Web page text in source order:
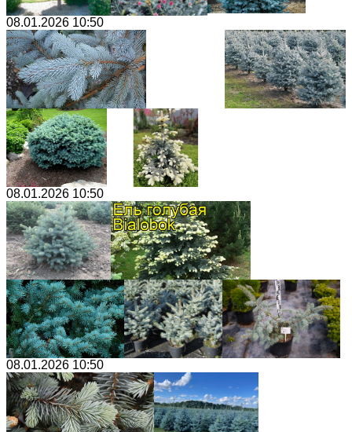
08.01.2026 10:50
08.01.2026 10:50
08.01.2026 10:50